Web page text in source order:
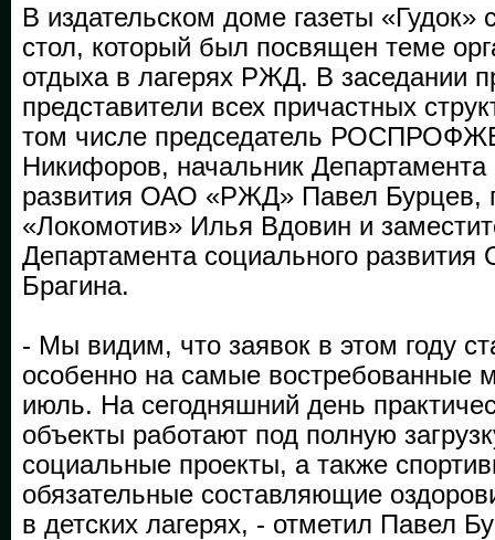
В издательском доме газеты «Гудок»
стол, который был посвящен теме
отдыха в лагерях РЖД. В заседании
представители всех причастных
том числе председатель
Никифоров, начальник Департамента
развития ОАО «РЖД» Павел Бурцев,
«Локомотив» Илья Вдовин и
Департамента социального
Брагина.
- Мы видим, что заявок в этом году
особенно на самые востребованные
июль. На сегодняшний день
объекты работают под полную
социальные проекты, а также
обязательные составляющие
в детских лагерях, - отметил Павел